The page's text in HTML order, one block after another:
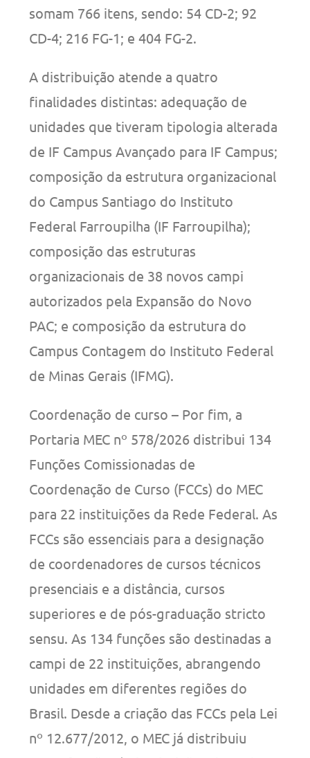
somam 766 itens, sendo: 54 CD-2; 92
CD-4; 216 FG-1; e 404 FG-2.
A distribuição atende a quatro
finalidades distintas: adequação de
unidades que tiveram tipologia alterada
de IF Campus Avançado para IF Campus;
composição da estrutura organizacional
do Campus Santiago do Instituto
Federal Farroupilha (IF Farroupilha);
composição das estruturas
organizacionais de 38 novos campi
autorizados pela Expansão do Novo
PAC; e composição da estrutura do
Campus Contagem do Instituto Federal
de Minas Gerais (IFMG).
Coordenação de curso – Por fim, a
Portaria MEC nº 578/2026 distribui 134
Funções Comissionadas de
Coordenação de Curso (FCCs) do MEC
para 22 instituições da Rede Federal. As
FCCs são essenciais para a designação
de coordenadores de cursos técnicos
presenciais e a distância, cursos
superiores e de pós-graduação stricto
sensu. As 134 funções são destinadas a
campi de 22 instituições, abrangendo
unidades em diferentes regiões do
Brasil. Desde a criação das FCCs pela Lei
nº 12.677/2012, o MEC já distribuiu